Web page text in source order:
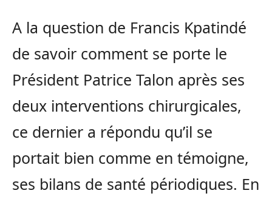
A la question de Francis Kpatindé
de savoir comment se porte le
Président Patrice Talon après ses
deux interventions chirurgicales,
ce dernier a répondu qu’il se
portait bien comme en témoigne,
ses bilans de santé périodiques. En